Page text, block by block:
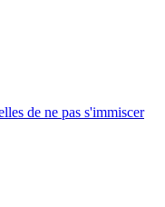
de ne pas s'immiscer